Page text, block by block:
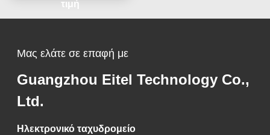
τιμή
Μας ελάτε σε επαφή με
Guangzhou Eitel Technology Co.,
Ltd.
Ηλεκτρονικό ταχυδρομείο